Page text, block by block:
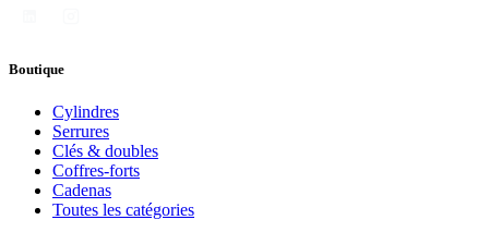
Boutique
Cylindres
Serrures
Clés & doubles
Coffres-forts
Cadenas
Toutes les catégories